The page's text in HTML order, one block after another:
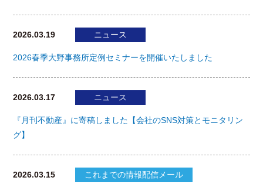
2026.03.19 ニュース
2026春季大野事務所定例セミナーを開催いたしました
2026.03.17 ニュース
『月刊不動産』に寄稿しました【会社のSNS対策とモニタリン
グ】
2026.03.15 これまでの情報配信メール